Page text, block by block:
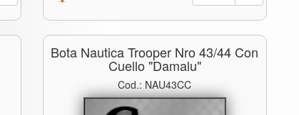
Bota Nautica Trooper Nro 43/44 Con
Cuello "damalu"
Cod.: NAU43CC